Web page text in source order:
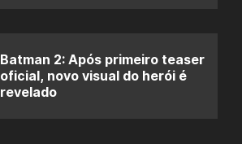
Batman 2: Após primeiro teaser
oficial, novo visual do herói é
revelado